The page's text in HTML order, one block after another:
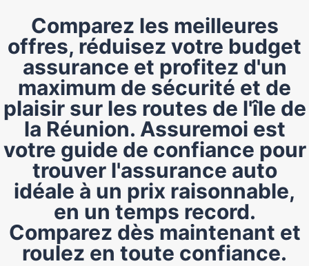
Comparez les meilleures
offres, réduisez votre budget
assurance et profitez d'un
maximum de sécurité et de
plaisir sur les routes de l'île de
la Réunion. Assuremoi est
votre guide de confiance pour
trouver l'assurance auto
idéale à un prix raisonnable,
en un temps record.
Comparez dès maintenant et
roulez en toute confiance.